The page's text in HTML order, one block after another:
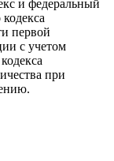
и федеральный
первой
с учетом
при